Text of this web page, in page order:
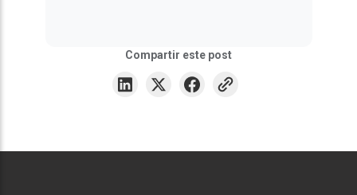
Compartir este post